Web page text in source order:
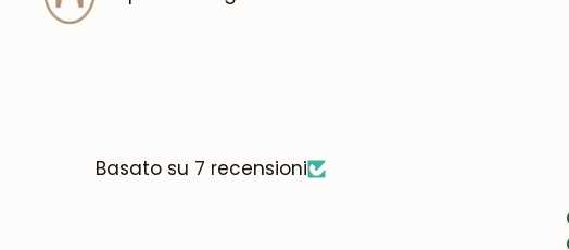
Basato su 7 recensioni